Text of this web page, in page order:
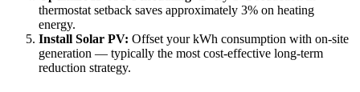
thermostat setback saves approximately 3% on heating
energy.
Install Solar PV: Offset your kWh consumption with on-site
generation — typically the most cost-effective long-term
reduction strategy.